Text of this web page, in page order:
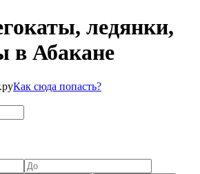
ледянки,
в Абакане
Как сюда попасть?